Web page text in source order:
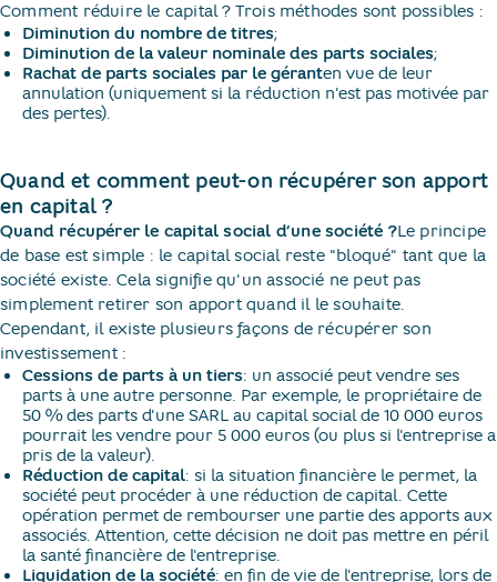
Comment réduire le capital ? Trois méthodes sont possibles :
Diminution du nombre de titres;
Diminution de la valeur nominale des parts sociales;
Rachat de parts sociales par le géranten vue de leur
annulation (uniquement si la réduction n'est pas motivée par
des pertes).
Quand et comment peut-on récupérer son apport
en capital ?
Quand récupérer le capital social d’une société ?Le principe
de base est simple : le capital social reste "bloqué" tant que la
société existe. Cela signifie qu'un associé ne peut pas
simplement retirer son apport quand il le souhaite.
Cependant, il existe plusieurs façons de récupérer son
investissement :
Cessions de parts à un tiers: un associé peut vendre ses
parts à une autre personne. Par exemple, le propriétaire de
50 % des parts d'une SARL au capital social de 10 000 euros
pourrait les vendre pour 5 000 euros (ou plus si l'entreprise a
pris de la valeur).
Réduction de capital: si la situation financière le permet, la
société peut procéder à une réduction de capital. Cette
opération permet de rembourser une partie des apports aux
associés. Attention, cette décision ne doit pas mettre en péril
la santé financière de l'entreprise.
Liquidation de la société: en fin de vie de l'entreprise, lors de